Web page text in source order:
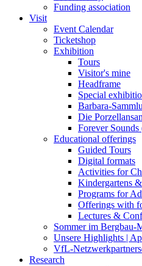
Funding association
Visit
Event Calendar
Ticketshop
Exhibition
Tours
Visitor's mine
Headframe
Special
Barbara-
Die
Forever
Educational offerings
Guided Tours
Digital formats
Activities for
Kindergartens
Programs for
Offerings with
Lectures &
Sommer im Bergbau-
Unsere Highlights |
VfL-
Research